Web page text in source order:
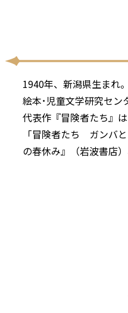
1940年、新潟県生まれ
絵本･児童文学研究セン
代表作『冒険者たち』
「冒険者たち ガンバ
の春休み』（岩波書店